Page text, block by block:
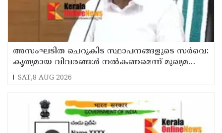
അസംഘടിത ചെറുകിട സ്ഥാപനങ്ങളുടെ സർവെ:
കൃത്യമായ വിവരങ്ങൾ നൽകണമെന്ന് മുഖ്യമന്ത്രി
വി ഡി സതീശൻ
SAT,8 AUG 2026